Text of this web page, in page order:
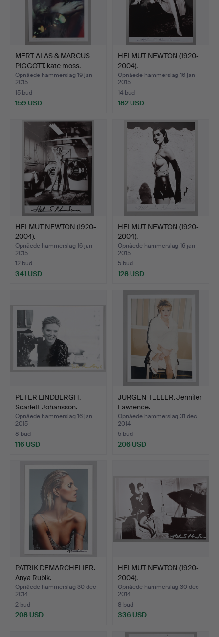
MERT ALAS & MARCUS
PIGGOTT. kate moss.
Opnåede hammerslag 19 jan
2015
15 bud
159 USD
HELMUT NEWTON (1920-
2004).
Opnåede hammerslag 16 jan
2015
14 bud
182 USD
HELMUT NEWTON (1920-
2004).
Opnåede hammerslag 16 jan
2015
12 bud
341 USD
HELMUT NEWTON (1920-
2004).
Opnåede hammerslag 16 jan
2015
5 bud
128 USD
PETER LINDBERGH.
Scarlett Johansson.
Opnåede hammerslag 16 jan
2015
8 bud
116 USD
JÜRGEN TELLER. Jennifer
Lawrence.
Opnåede hammerslag 31 dec
2014
5 bud
206 USD
PATRIK DEMARCHELIER.
Anya Rubik.
Opnåede hammerslag 30 dec
2014
2 bud
208 USD
HELMUT NEWTON (1920-
2004).
Opnåede hammerslag 30 dec
2014
8 bud
336 USD